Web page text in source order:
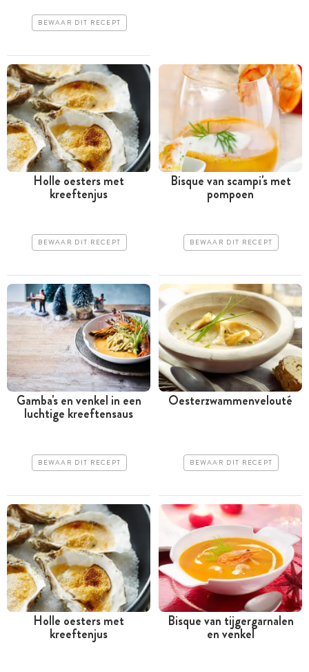
BEWAAR DIT RECEPT
Holle oesters met
kreeftenjus
BEWAAR DIT RECEPT
Bisque van scampi's met
pompoen
BEWAAR DIT RECEPT
Gamba's en venkel in een
luchtige kreeftensaus
BEWAAR DIT RECEPT
Oesterzwammenvelouté
BEWAAR DIT RECEPT
Holle oesters met
kreeftenjus
Bisque van tijgergarnalen
en venkel